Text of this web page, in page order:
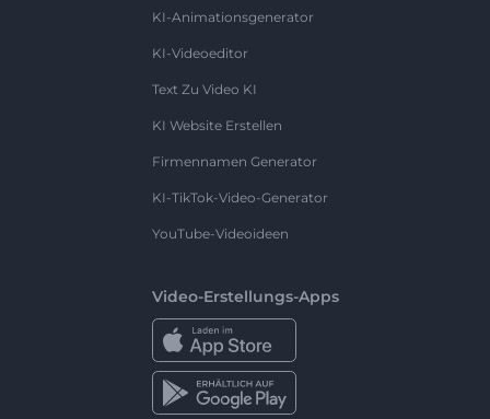
KI-Animationsgenerator
KI-Videoeditor
Text Zu Video KI
KI Website Erstellen
Firmennamen Generator
KI-TikTok-Video-Generator
YouTube-Videoideen
Video-Erstellungs-Apps